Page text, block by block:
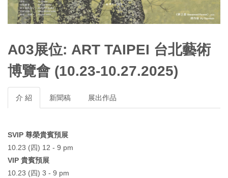
A03展位: ART TAIPEI 台北藝術
博覽會 (10.23-10.27.2025)
介 紹 新聞稿 展出作品
SVIP 尊榮貴賓預展
10.23 (四) 12 - 9 pm
VIP 貴賓預展
10.23 (四) 3 - 9 pm